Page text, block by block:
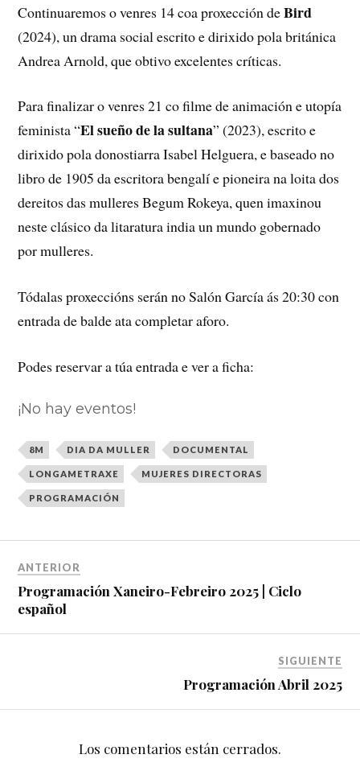
Continuaremos o venres 14 coa proxección deBird
(2024), un drama social escrito e dirixido pola británica
Andrea Arnold, que obtivo excelentes críticas.
Para finalizar o venres 21 co filme de animación e utopía
feminista “El sueño de la sultana” (2023), escrito e
dirixido pola donostiarra Isabel Helguera, e baseado no
libro de 1905 da escritora bengalí e pioneira na loita dos
dereitos das mulleres Begum Rokeya, quen imaxinou
neste clásico da litaratura india un mundo gobernado
por mulleres.
Tódalas proxeccións serán no Salón García ás 20:30 con
entrada de balde ata completar aforo.
Podes reservar a túa entrada e ver a ficha:
¡No hay eventos!
8M DIA DA MULLER DOCUMENTAL
LONGAMETRAXE MUJERES DIRECTORAS
PROGRAMACIÓN
ANTERIOR
Programación Xaneiro-Febreiro 2025 | Ciclo
español
SIGUIENTE
Programación Abril 2025
Los comentarios están cerrados.